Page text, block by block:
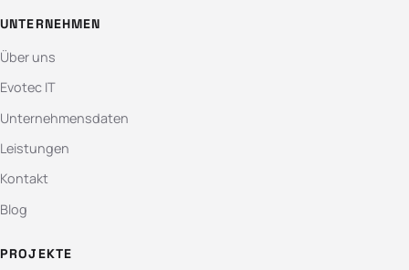
UNTERNEHMEN
Über uns
Evotec IT
Unternehmensdaten
Leistungen
Kontakt
Blog
PROJEKTE